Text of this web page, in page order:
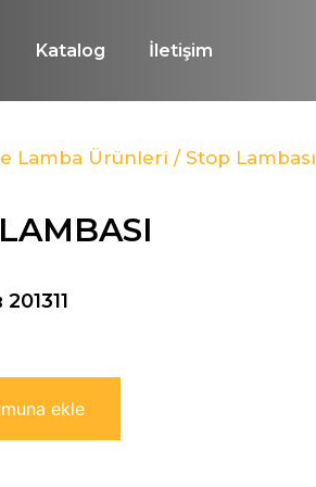
Katalog İletişim
Lamba Ürünleri / Stop Lambası
201311
ekle